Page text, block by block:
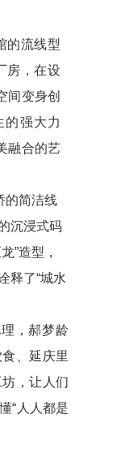
的流线型
房，在设
间变身创
的强大力
融合的艺
的简洁线
沉浸式码
”造型，
释了“城水
，郝梦龄
、延庆里
，让人们
“人人都是